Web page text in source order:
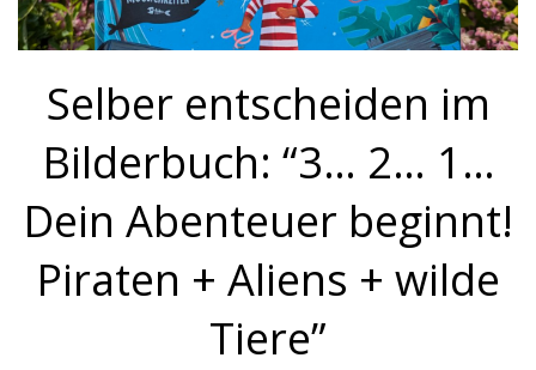
Selber entscheiden im
Bilderbuch: “3… 2… 1…
Dein Abenteuer beginnt!
Piraten + Aliens + wilde
Tiere”